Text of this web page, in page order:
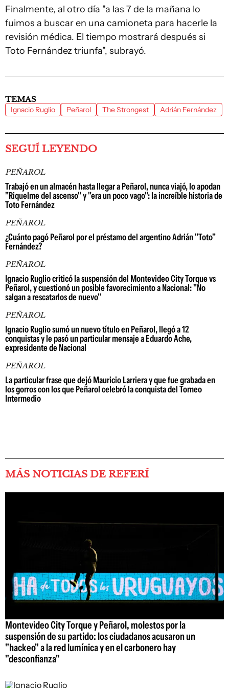
Finalmente, al otro día "a las 7 de la mañana lo
fuimos a buscar en una camioneta para hacerle la
revisión médica. El tiempo mostrará después si
Toto Fernández triunfa", subrayó.
TEMAS
Ignacio Ruglio Peñarol The Strongest Adrián Fernández
SEGUÍ LEYENDO
PEÑAROL
Trabajó en un almacén hasta llegar a Peñarol, nunca viajó, lo apodan
"Riquelme del ascenso" y "era un poco vago": la increíble historia de
Toto Fernández
PEÑAROL
¿Cuánto pagó Peñarol por el préstamo del argentino Adrián "Toto"
Fernández?
PEÑAROL
Ignacio Ruglio criticó la suspensión del Montevideo City Torque vs
Peñarol, y cuestionó un posible favorecimiento a Nacional: "No
salgan a rescatarlos de nuevo"
PEÑAROL
Ignacio Ruglio sumó un nuevo título en Peñarol, llegó a 12
conquistas y le pasó un particular mensaje a Eduardo Ache,
expresidente de Nacional
PEÑAROL
La particular frase que dejó Mauricio Larriera y que fue grabada en
los gorros con los que Peñarol celebró la conquista del Torneo
Intermedio
MÁS NOTICIAS DE REFERÍ
Montevideo City Torque y Peñarol, molestos por la
suspensión de su partido: los ciudadanos acusaron un
"hackeo" a la red lumínica y en el carbonero hay
"desconfianza"